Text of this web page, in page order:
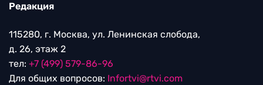
Редакция
115280, г. Москва, ул. Ленинская слобода,
д. 26, этаж 2
тел: +7 (499) 579-86-96
Для общих вопросов: Infortvi@rtvi.com